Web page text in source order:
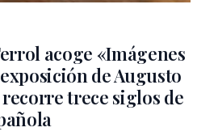
acoge «Imágenes
de Augusto
trece siglos de